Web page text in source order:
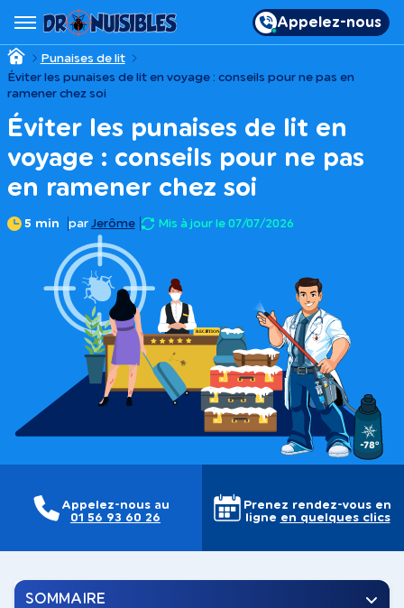
Appelez-nous
Punaises de lit
Éviter les punaises de lit en voyage : conseils pour ne pas en
ramener chez soi
Éviter les punaises de lit en
voyage : conseils pour ne pas
en ramener chez soi
5 min par Jerôme Mis à jour le 07/07/2026
Appelez-nous au
01 56 93 60 26
Prenez rendez-vous en
ligne en quelques clics
SOMMAIRE